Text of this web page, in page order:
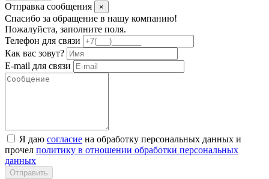
Отправка сообщения ×
Спасибо за обращение в нашу компанию!
Пожалуйста, заполните поля.
Телефон для связи
Как вас зовут?
E-mail для связи
Я даю согласие на обработку персональных данных и
прочел политику в отношении обработки персональных
данных
Отправить